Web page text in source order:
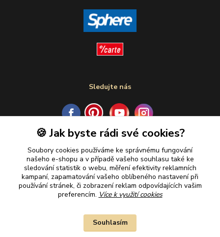
Sledujte nás
Plaťte u nás bezpečně
🍪 Jak byste rádi své cookies?
Soubory cookies používáme ke správnému fungování
našeho e-shopu a v případě vašeho souhlasu také ke
sledování statistik o webu, měření efektivity reklamních
kampaní, zapamatování vašeho oblíbeného nastavení při
používání stránek, či zobrazení reklam odpovídajících vašim
preferencím. Více k využití cookies
Souhlasím